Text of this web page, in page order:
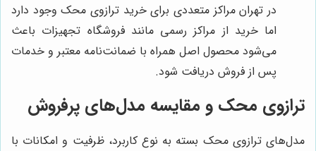
در تهران مراکز متعددی برای خرید ترازوی محک وجود دارد
اما خرید از مراکز رسمی مانند فروشگاه تجهیزات باعث
می‌شود محصول اصل همراه با ضمانت‌نامه معتبر و خدمات
پس از فروش دریافت شود.
ترازوی محک و مقایسه مدل‌های پرفروش
مدل‌های ترازوی محک بسته به نوع کاربرد، ظرفیت و امکانات با